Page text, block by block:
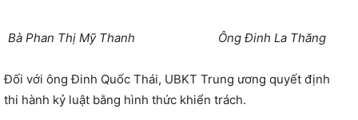
Bà Phan Thị Mỹ Thanh Ông Đinh La Thăng
Đối với ông Đinh Quốc Thái, UBKT Trung ương quyết định
thi hành kỷ luật bằng hình thức khiển trách.